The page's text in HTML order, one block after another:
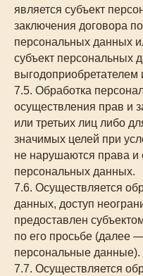
является субъект
заключения договора
персональных данных
субъект персональных
выгодоприобретателем
7.5. Обработка
осуществления прав и
или третьих лиц либо
значимых целей при
не нарушаются права и
персональных данных.
7.6. Осуществляется
данных, доступ
предоставлен
по его просьбе (далее
персональные данные).
7.7. Осуществляется